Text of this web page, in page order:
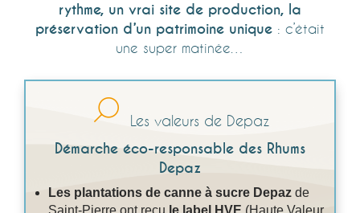
rythme, un vrai site de production, la
préservation d’un patrimoine unique : c’était
une super matinée…
Les valeurs de Depaz
Démarche éco-responsable des Rhums
Depaz
Les plantations de canne à sucre Depaz de
Saint-Pierre ont reçu le label HVE (Haute Valeur